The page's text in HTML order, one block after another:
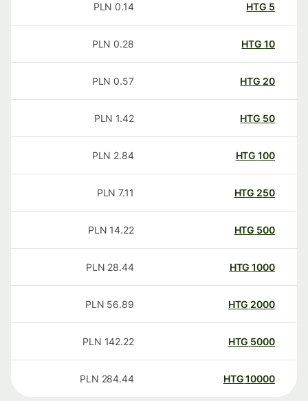
HTG
0.14
PLN
HTG
0.28
PLN
20
HTG
0.57
PLN
50
HTG
1.42
PLN
100
HTG
2.84
PLN
250
HTG
7.11
PLN
500
HTG
14.22
PLN
1000
HTG
28.44
PLN
2000
HTG
56.89
PLN
5000
HTG
142.22
PLN
10000
HTG
284.44
PLN